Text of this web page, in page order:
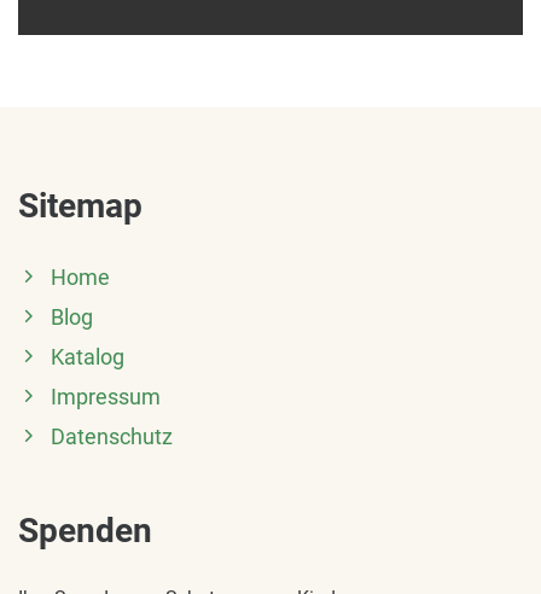
Sitemap
Home
Blog
Katalog
Impressum
Datenschutz
Spenden